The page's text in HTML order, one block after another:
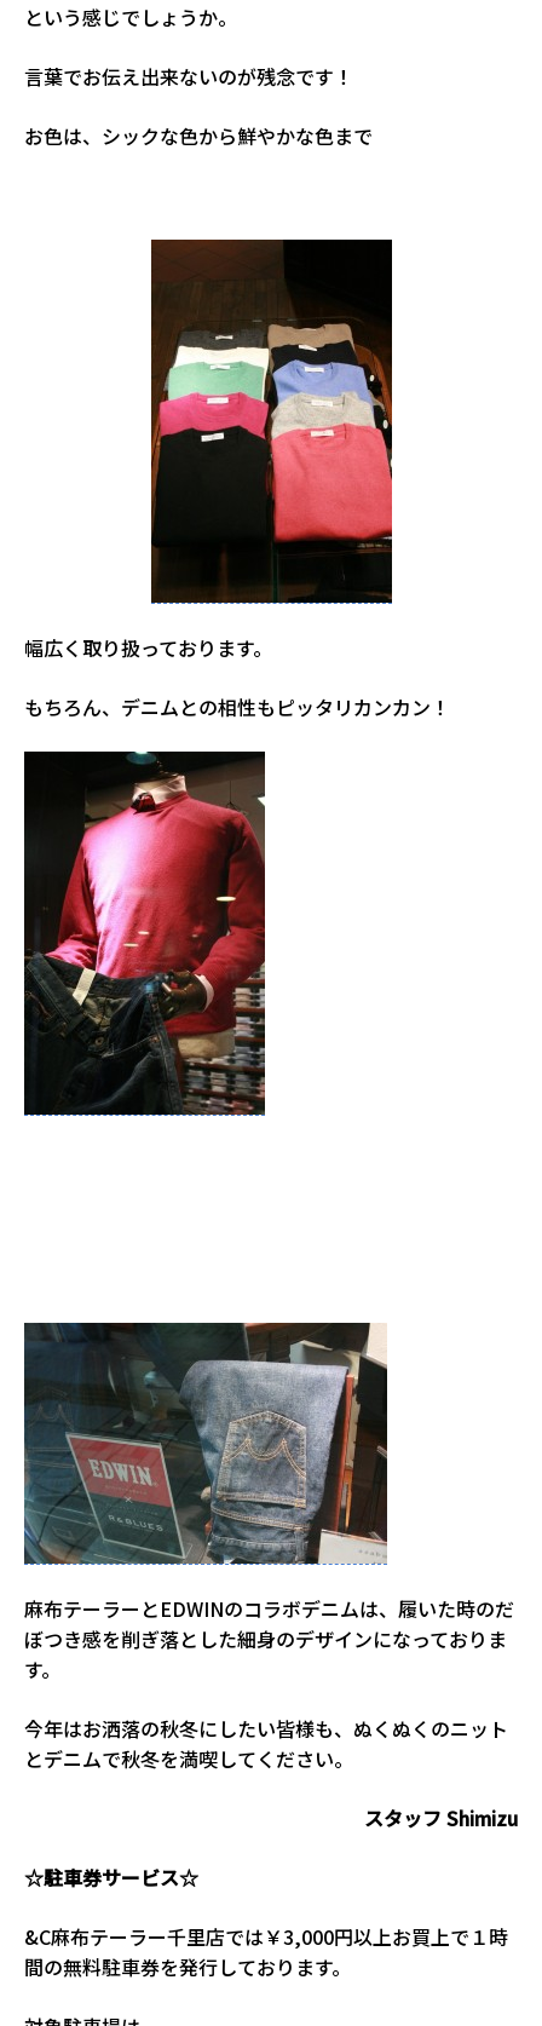
という感じでしょうか。
言葉でお伝え出来ないのが残念です！
お色は、シックな色から鮮やかな色まで
幅広く取り扱っております。
もちろん、デニムとの相性もピッタリカンカン！
麻布テーラーとEDWINのコラボデニムは、履いた時のだ
ぼつき感を削ぎ落とした細身のデザインになっておりま
す。
今年はお洒落の秋冬にしたい皆様も、ぬくぬくのニット
とデニムで秋冬を満喫してください。
スタッフ Shimizu
☆駐車券サービス☆
&C麻布テーラー千里店では￥3,000円以上お買上で１時
間の無料駐車券を発行しております。